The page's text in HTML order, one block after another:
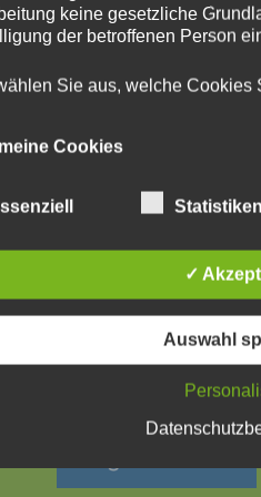
keine gesetzliche
der betroffenen Person
Sie aus, welche Cookies
Cookies
Cookies zählen
Statistiken
✓
Auswahl